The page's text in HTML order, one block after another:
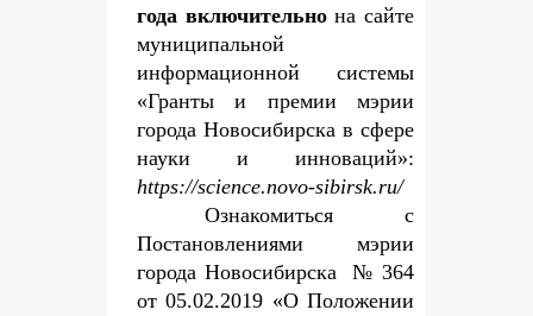
года включительнона сайте
муниципальной
информационной системы
«Гранты и премии мэрии
города Новосибирска в сфере
науки и инноваций»:
https://science.novo-sibirsk.ru/
Ознакомиться с
Постановлениями мэрии
города Новосибирска № 364
от 05.02.2019 «О Положении